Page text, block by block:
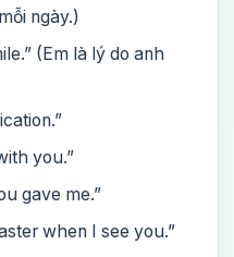
ngày.)
(Em là lý do anh
you.”
gave me.”
when I see you.”